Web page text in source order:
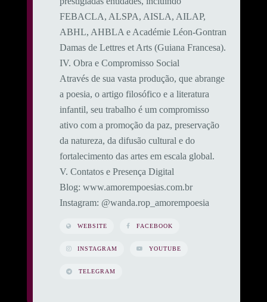
FEBACLA, ALSPA, AISLA, AILAP,
ABHL, AHBLA e Académie Léon-Gontran
Damas de Lettres et Arts (Guiana Francesa).
​IV. Obra e Compromisso Social
​Através de sua vasta produção, que abrange
a poesia, o artigo filosófico e a literatura
infantil, seu trabalho é um compromisso
ativo com a promoção da paz, preservação
da natureza, da difusão cultural e do
fortalecimento das artes em escala global.
​V. Contatos e Presença Digital
​Blog: www.amorempoesias.com.br
​Instagram: @wanda.rop_amorempoesia
WEBSITE FACEBOOK
INSTAGRAM YOUTUBE
TELEGRAM